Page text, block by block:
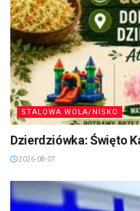
STALOWA WOLA/NISKO
Dzierdziówka: Święto
2026-08-07